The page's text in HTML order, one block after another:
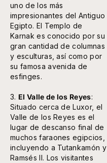
uno de los más
impresionantes del Antiguo
Egipto. El Templo de
Karnak es conocido por su
gran cantidad de columnas
y esculturas, así como por
su famosa avenida de
esfinges.
3. El Valle de los Reyes:
Situado cerca de Luxor, el
Valle de los Reyes es el
lugar de descanso final de
muchos faraones egipcios,
incluyendo a Tutankamón y
Ramsés II. Los visitantes